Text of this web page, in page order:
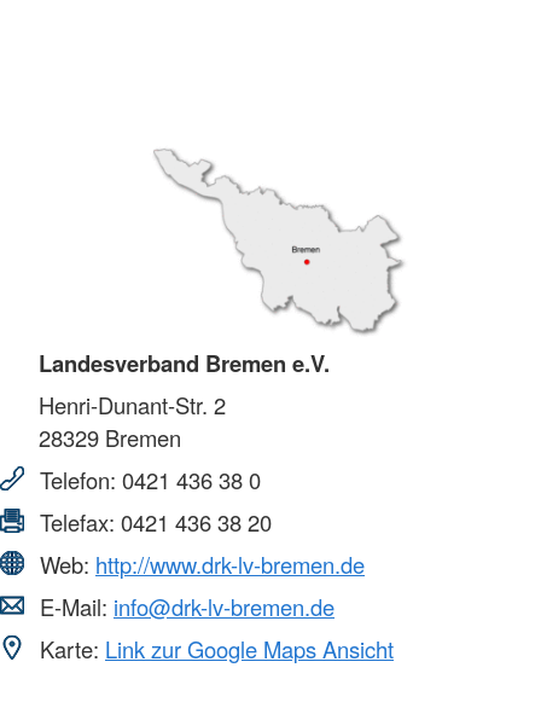
Landesverband Bremen e.V.
Henri-Dunant-Str. 2
28329 Bremen
Telefon: 0421 436 38 0
Telefax: 0421 436 38 20
Web: http://www.drk-lv-bremen.de
E-Mail: info@drk-lv-bremen.de
Karte: Link zur Google Maps Ansicht